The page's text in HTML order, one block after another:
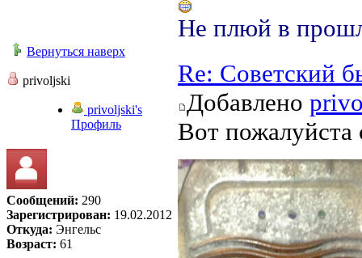
Не плюй в
Вернуться наверх
privoljski
privoljski's
Профиль
Сообщений: 290
Зарегистрирован: 19.02.2012
Откуда: Энгельс
Возраст: 61
Re: Советский
Добавлено
Вот пожалуйста